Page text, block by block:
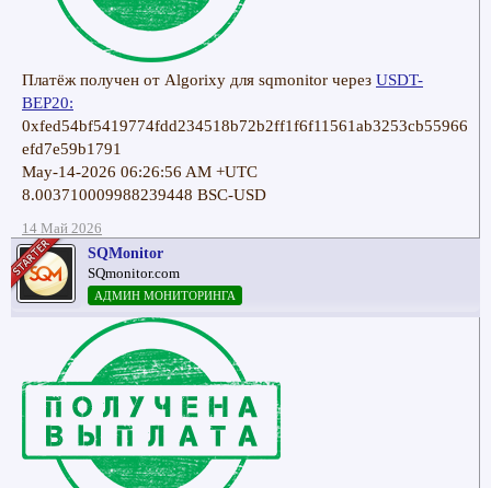
Платёж получен от Algorixy для sqmonitor через USDT-
BEP20:
0xfed54bf5419774fdd234518b72b2ff1f6f11561ab3253cb55966
efd7e59b1791
May-14-2026 06:26:56 AM +UTC
8.003710009988239448 BSC-USD
14 Май 2026
SQMonitor
SQmonitor.com
АДМИН МОНИТОРИНГА